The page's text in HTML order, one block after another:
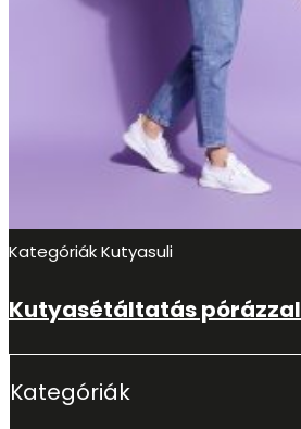
KategóriákKutyasuli
Kutyasétáltatás pórázzal
Kategóriák